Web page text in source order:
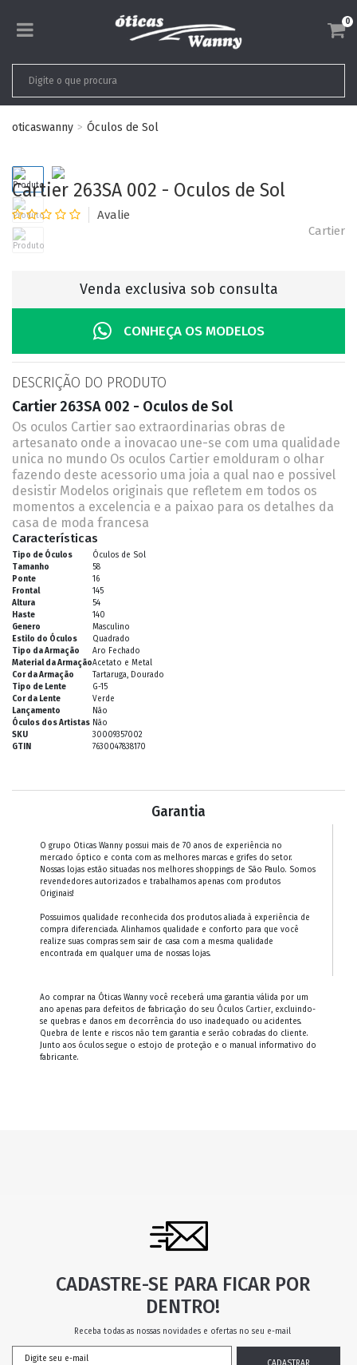
0
oticaswanny Óculos de Sol
Cartier 263SA 002 - Oculos de Sol
Cartier
Venda exclusiva sob consulta
CONHEÇA OS MODELOS
DESCRIÇÃO DO PRODUTO
Cartier 263SA 002 - Oculos de Sol
Os oculos Cartier sao extraordinarias obras de
artesanato onde a inovacao une-se com uma qualidade
unica no mundo Os oculos Cartier emolduram o olhar
fazendo deste acessorio uma joia a qual nao e possivel
desistir Modelos originais que refletem em todos os
momentos a excelencia e a paixao para os detalhes da
casa de moda francesa
Características
Tipo de Óculos
Óculos de Sol
Tamanho
58
Ponte
16
Frontal
145
Altura
54
Haste
140
Genero
Masculino
Estilo do Óculos
Quadrado
Tipo da Armação
Aro Fechado
Material da ArmaçãoAcetato e Metal
Cor da Armação
Tartaruga, Dourado
Tipo de Lente
G-15
Cor da Lente
Verde
Lançamento
Não
Óculos dos Artistas Não
SKU
30009357002
GTIN
7630047838170
Garantia
O grupo Oticas Wanny possui mais de 70 anos de experiência no
mercado óptico e conta com as melhores marcas e grifes do setor.
Nossas lojas estão situadas nos melhores shoppings de São Paulo. Somos
revendedores autorizados e trabalhamos apenas com produtos
Originais!
Possuimos qualidade reconhecida dos produtos aliada à experiência de
compra diferenciada. Alinhamos qualidade e conforto para que você
realize suas compras sem sair de casa com a mesma qualidade
encontrada em qualquer uma de nossas lojas.
Ao comprar na Óticas Wanny você receberá uma garantia válida por um
ano apenas para defeitos de fabricação do seu Óculos Cartier, excluindo-
se quebras e danos em decorrência do uso inadequado ou acidentes.
Quebra de lente e riscos não tem garantia e serão cobradas do cliente.
Junto aos óculos segue o estojo de proteção e o manual informativo do
fabricante.
CADASTRE-SE PARA FICAR POR
DENTRO!
Receba todas as nossas novidades e ofertas no seu e-mail